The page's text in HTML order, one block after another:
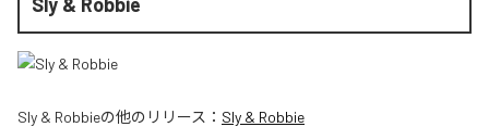
Sly & Robbieの他のリリース： Sly & Robbie